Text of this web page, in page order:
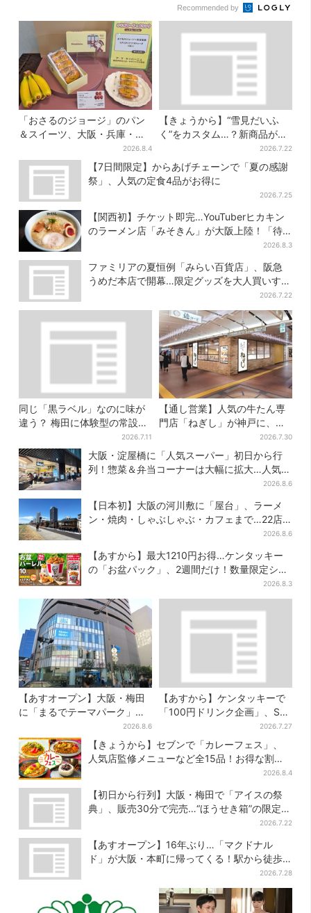
Recommended by
「おさるのジョージ」のパン
＆スイーツ、大阪・兵庫・京
都限定で【きょうから】発売
スタート
2026.8.4
【きょうから】“雪見だいふ
く”をカスタム…？新商品が初
登場！阪急うめだ「アイスフ
ェス」で6日間だけ
2026.7.22
【7日間限定】からあげチェーンで「夏の感謝
祭」、人気の定食4品がお得に
2026.7.25
【関西初】チケット即完…YouTuberヒカキン
のラーメン店「みそきん」が大阪上陸！「待
2026.8.3
ファミリアの夏恒例「みらい百貨店」、阪急
うめだ本店で開幕…限定グッズを大人買いする
2026.7.22
同じ「黒ラベル」なのに味が
違う？ 梅田に体験型の常設
店、“1人2杯まで”で0次会にも
便利
2026.7.11
【通し営業】人気の牛たん専
門店「ねぎし」が神戸に、
「想像しただけでお腹空
く…」SNSで喜びの声
2026.7.30
大阪・淀屋橋に「人気スーパー」初日から行
列！惣菜＆弁当コーナーは大幅に拡大…人気商
2026.8.6
【日本初】大阪の河川敷に「屋台」、ラーメ
ン・焼肉・しゃぶしゃぶ・カフェまで…22店
2026.8.6
【あすから】最大1210円お得…ケンタッキー
の「お盆パック」、2週間だけ！数量限定シー
2026.8.3
【あすオープン】大阪・梅田
に「まるでテーマパーク」な
巨大スポーツ店、461ブラン
ド集結！ 6フロアをまとめて
紹介
2026.8.6
【あすから】ケンタッキーで
「100円ドリンク企画」、S・
M・Lの全サイズ対象！最大
240円お得に
2026.7.27
【きょうから】セブンで「カレーフェス」、
人気店監修メニューなど全15品！お得な割引
2026.8.4
【初日から行列】大阪・梅田で「アイスの祭
典」、販売30分で完売…“ほうせき箱”の限定メ
2026.7.22
【あすオープン】16年ぶり…「マクドナル
ド」が大阪・本町に帰ってくる！駅から徒歩1
2026.7.28